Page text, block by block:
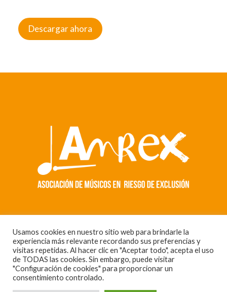
Descargar ahora
© 2021 Amrex. Todos los derechos reservados.
Fundación Altavista
Política de privacidad
Usamos cookies en nuestro sitio web para brindarle la
experiencia más relevante recordando sus preferencias y
visitas repetidas. Al hacer clic en "Aceptar todo", acepta el uso
de TODAS las cookies. Sin embargo, puede visitar
"Configuración de cookies" para proporcionar un
consentimiento controlado.